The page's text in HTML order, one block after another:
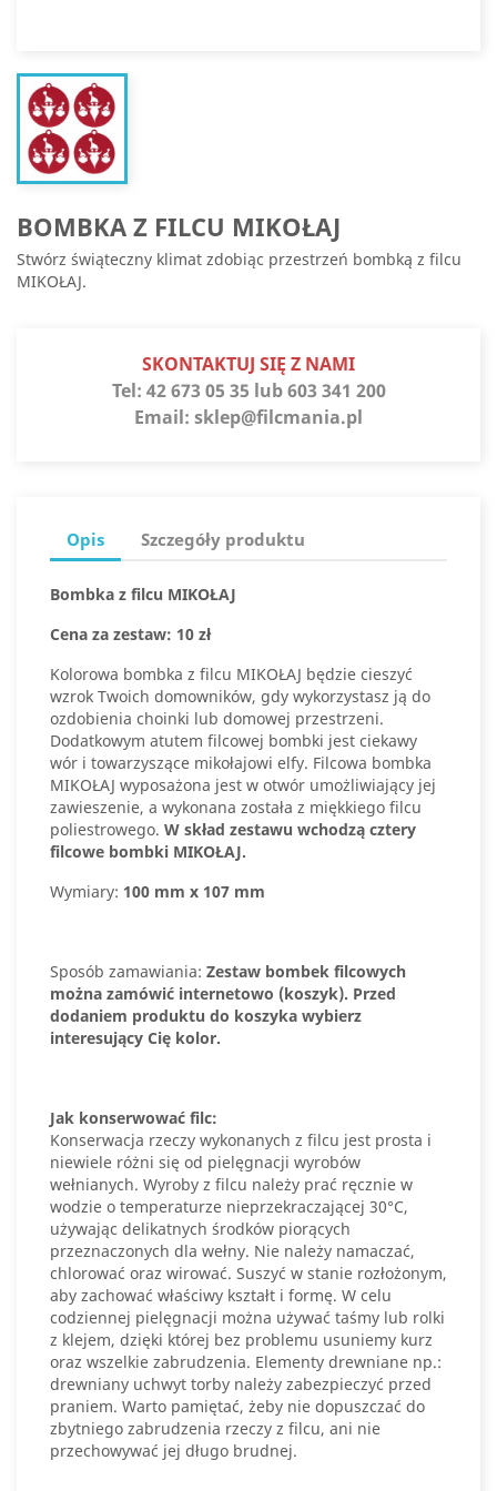
BOMBKA Z FILCU MIKOŁAJ
Stwórz świąteczny klimat zdobiąc przestrzeń bombką z filcu
MIKOŁAJ.
SKONTAKTUJ SIĘ Z NAMI
Tel: 42 673 05 35 lub 603 341 200
Email: sklep@filcmania.pl
Opis Szczegóły produktu
Bombka z filcu MIKOŁAJ
Cena za zestaw: 10 zł
Kolorowa bombka z filcu MIKOŁAJ będzie cieszyć
wzrok Twoich domowników, gdy wykorzystasz ją do
ozdobienia choinki lub domowej przestrzeni.
Dodatkowym atutem filcowej bombki jest ciekawy
wór i towarzyszące mikołajowi elfy. Filcowa bombka
MIKOŁAJ wyposażona jest w otwór umożliwiający jej
zawieszenie, a wykonana została z miękkiego filcu
poliestrowego. W skład zestawu wchodzą cztery
filcowe bombki MIKOŁAJ.
Wymiary: 100 mm x 107 mm
Sposób zamawiania: Zestaw bombek filcowych
można zamówić internetowo (koszyk). Przed
dodaniem produktu do koszyka wybierz
interesujący Cię kolor.
Jak konserwować filc:
Konserwacja rzeczy wykonanych z filcu jest prosta i
niewiele różni się od pielęgnacji wyrobów
wełnianych. Wyroby z filcu należy prać ręcznie w
wodzie o temperaturze nieprzekraczającej 30°C,
używając delikatnych środków piorących
przeznaczonych dla wełny. Nie należy namaczać,
chlorować oraz wirować. Suszyć w stanie rozłożonym,
aby zachować właściwy kształt i formę. W celu
codziennej pielęgnacji można używać taśmy lub rolki
z klejem, dzięki której bez problemu usuniemy kurz
oraz wszelkie zabrudzenia. Elementy drewniane np.:
drewniany uchwyt torby należy zabezpieczyć przed
praniem. Warto pamiętać, żeby nie dopuszczać do
zbytniego zabrudzenia rzeczy z filcu, ani nie
przechowywać jej długo brudnej.